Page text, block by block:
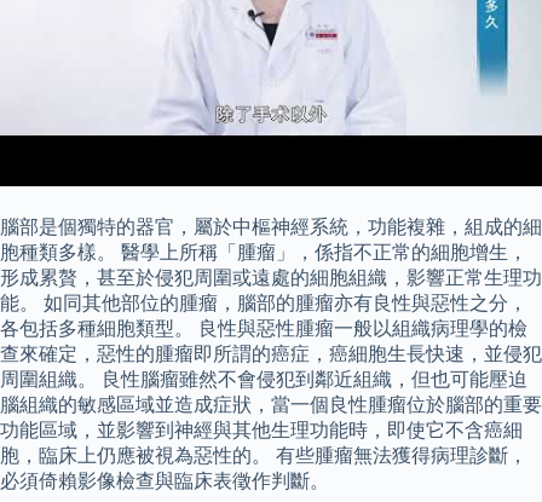
腦部是個獨特的器官，屬於中樞神經系統，功能複雜，組成的細
胞種類多樣。 醫學上所稱「腫瘤」，係指不正常的細胞增生，
形成累贅，甚至於侵犯周圍或遠處的細胞組織，影響正常生理功
能。 如同其他部位的腫瘤，腦部的腫瘤亦有良性與惡性之分，
各包括多種細胞類型。 良性與惡性腫瘤一般以組織病理學的檢
查來確定，惡性的腫瘤即所謂的癌症，癌細胞生長快速，並侵犯
周圍組織。 良性腦瘤雖然不會侵犯到鄰近組織，但也可能壓迫
腦組織的敏感區域並造成症狀，當一個良性腫瘤位於腦部的重要
功能區域，並影響到神經與其他生理功能時，即使它不含癌細
胞，臨床上仍應被視為惡性的。 有些腫瘤無法獲得病理診斷，
必須倚賴影像檢查與臨床表徵作判斷。